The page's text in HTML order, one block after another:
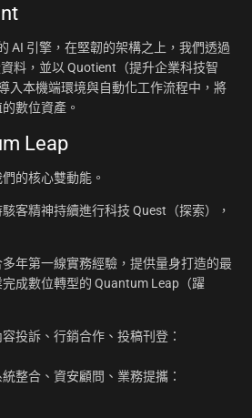
AI 引擎，在堅韌的架構之上，我們透過
料，並以 Quotient（提升企業科技智
入本機端環境與自動化工作流程中，將
數位資產。
Leap
的核心雙動能。
客精神持續進行科技 Quest（探索），
年第一線實務經驗，提供量身打造的最
成數位轉型的 Quantum Leap（躍
投訴、行銷合作、投稿刊登：
整合、資安顧問、業務提攜：